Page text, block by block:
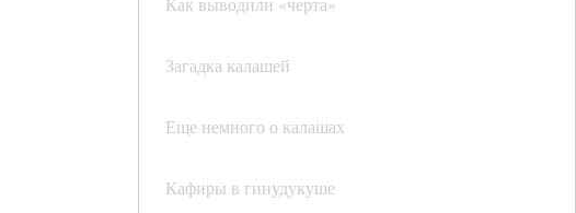
Загадка калашей
Еще немного о калашах
Кафиры в гинудукуше